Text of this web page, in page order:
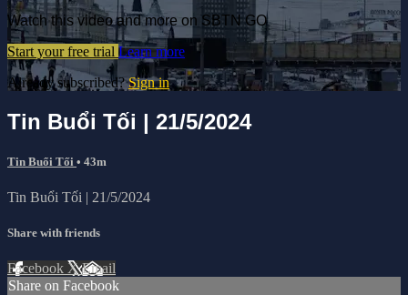
Watch this video and more on SBTN GO
Start your free trial Learn more
Already subscribed?Sign in
Tin Buổi Tối | 21/5/2024
Tin Buổi Tối • 43m
Tin Buổi Tối | 21/5/2024
Share with friends
Facebook XEmail
Share on Facebook